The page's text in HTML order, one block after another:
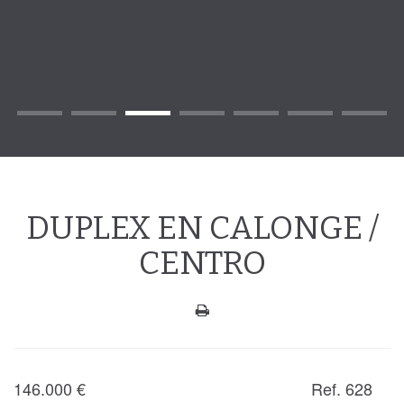
DUPLEX EN CALONGE /
CENTRO
146.000 € Ref. 628